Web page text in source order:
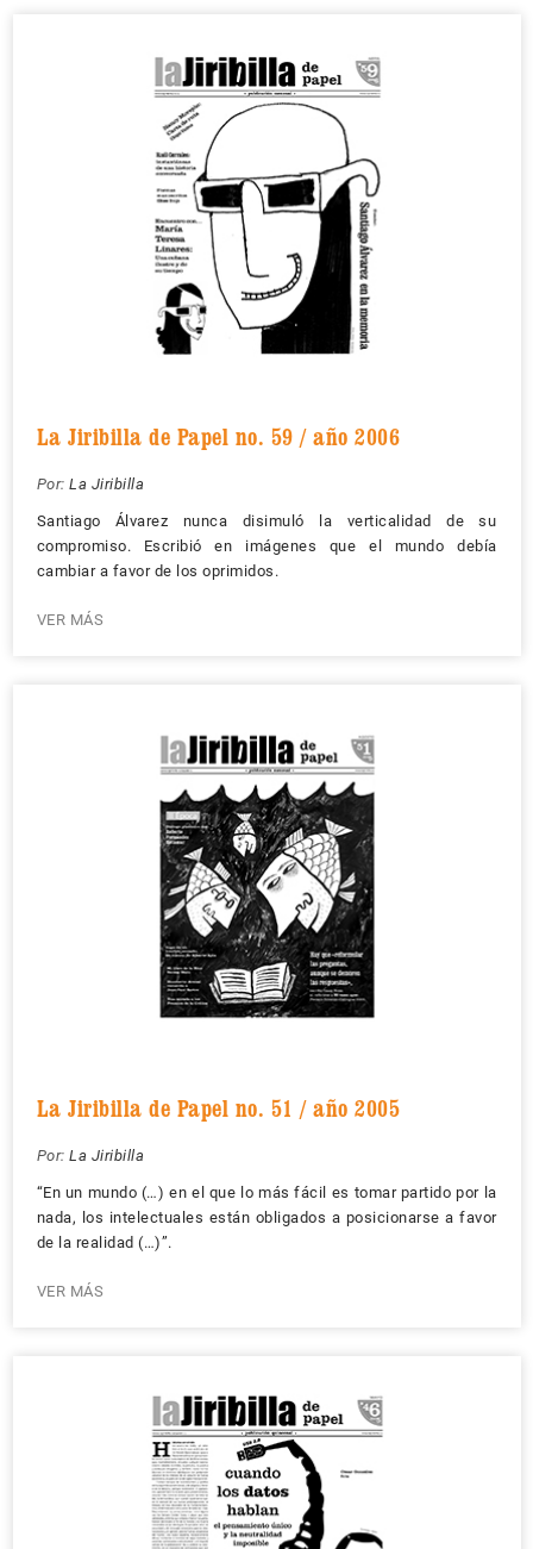
La Jiribilla de Papel no. 59 / año 2006
Por: La Jiribilla
Santiago Álvarez nunca disimuló la verticalidad de su
compromiso. Escribió en imágenes que el mundo debía
cambiar a favor de los oprimidos.
VER MÁS
La Jiribilla de Papel no. 51 / año 2005
Por: La Jiribilla
“En un mundo (…) en el que lo más fácil es tomar partido por la
nada, los intelectuales están obligados a posicionarse a favor
de la realidad (…)”.
VER MÁS